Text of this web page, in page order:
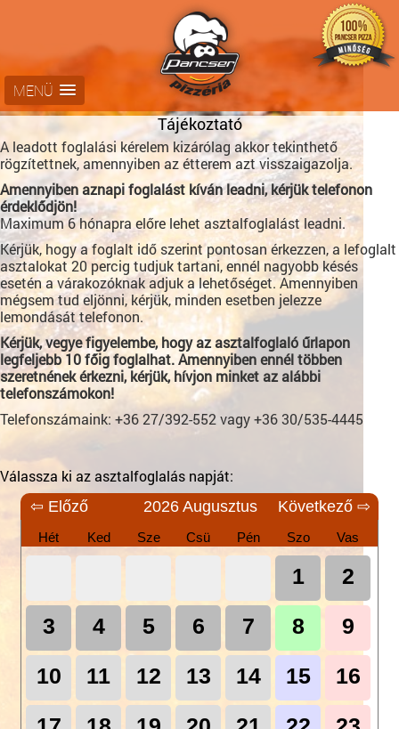
MENÜ
Tájékoztató
A leadott foglalási kérelem kizárólag akkor tekinthető
rögzítettnek, amennyiben az étterem azt visszaigazolja.
Amennyiben aznapi foglalást kíván leadni, kérjük telefonon
érdeklődjön!
Maximum 6 hónapra előre lehet asztalfoglalást leadni.
Kérjük, hogy a foglalt idő szerint pontosan érkezzen, a lefoglalt
asztalokat 20 percig tudjuk tartani, ennél nagyobb késés
esetén a várakozóknak adjuk a lehetőséget. Amennyiben
mégsem tud eljönni, kérjük, minden esetben jelezze
lemondását telefonon.
Kérjük, vegye figyelembe, hogy az asztalfoglaló űrlapon
legfeljebb 10 főig foglalhat. Amennyiben ennél többen
szeretnének érkezni, kérjük, hívjon minket az alábbi
telefonszámokon!
Telefonszámaink: +36 27/392-552 vagy +36 30/535-4445
Válassza ki az asztalfoglalás napját:
⇦ Előző 2026 Augusztus Következő ⇨
Hét Ked Sze Csü Pén Szo Vas
1
2
3
4 5 6 7 8
9
10
11 12 13 14 15
16